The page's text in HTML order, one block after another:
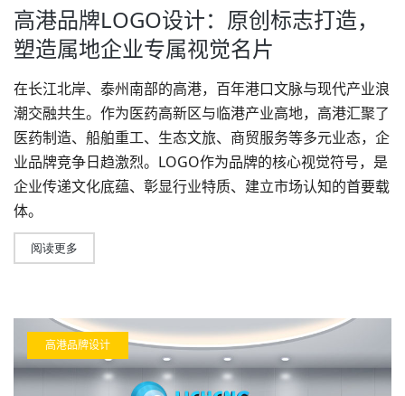
高港品牌LOGO设计：原创标志打造，
塑造属地企业专属视觉名片
在长江北岸、泰州南部的高港，百年港口文脉与现代产业浪
潮交融共生。作为医药高新区与临港产业高地，高港汇聚了
医药制造、船舶重工、生态文旅、商贸服务等多元业态，企
业品牌竞争日趋激烈。LOGO作为品牌的核心视觉符号，是
企业传递文化底蕴、彰显行业特质、建立市场认知的首要载
体。
阅读更多
高港品牌设计